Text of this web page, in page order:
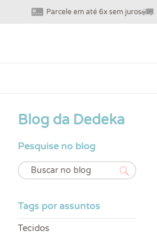
Parcele em até 6x sem juros
Blog da Dedeka
Pesquise no blog
Tags por assuntos
Tecidos